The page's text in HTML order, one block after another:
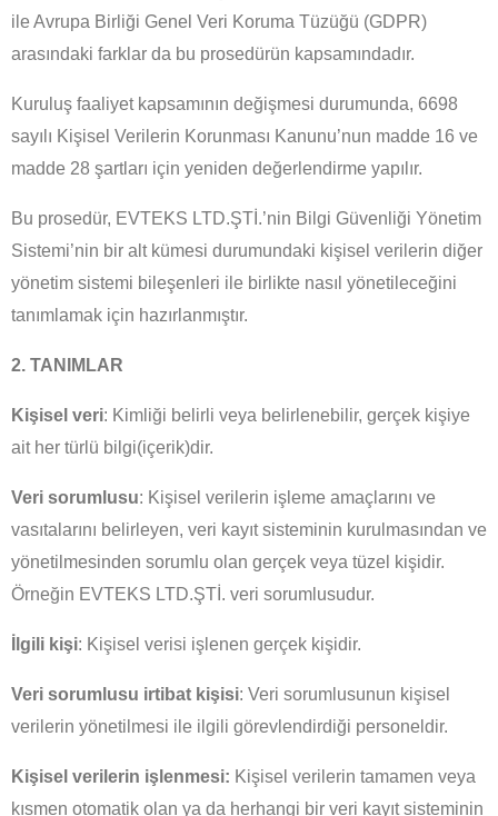
ile Avrupa Birliği Genel Veri Koruma Tüzüğü (GDPR)
arasındaki farklar da bu prosedürün kapsamındadır.
Kuruluş faaliyet kapsamının değişmesi durumunda, 6698
sayılı Kişisel Verilerin Korunması Kanunu’nun madde 16 ve
madde 28 şartları için yeniden değerlendirme yapılır.
Bu prosedür, EVTEKS LTD.ŞTİ.’nin Bilgi Güvenliği Yönetim
Sistemi’nin bir alt kümesi durumundaki kişisel verilerin diğer
yönetim sistemi bileşenleri ile birlikte nasıl yönetileceğini
tanımlamak için hazırlanmıştır.
2. TANIMLAR
Kişisel veri: Kimliği belirli veya belirlenebilir, gerçek kişiye
ait her türlü bilgi(içerik)dir.
Veri sorumlusu: Kişisel verilerin işleme amaçlarını ve
vasıtalarını belirleyen, veri kayıt sisteminin kurulmasından ve
yönetilmesinden sorumlu olan gerçek veya tüzel kişidir.
Örneğin EVTEKS LTD.ŞTİ. veri sorumlusudur.
İlgili kişi: Kişisel verisi işlenen gerçek kişidir.
Veri sorumlusu irtibat kişisi: Veri sorumlusunun kişisel
verilerin yönetilmesi ile ilgili görevlendirdiği personeldir.
Kişisel verilerin işlenmesi: Kişisel verilerin tamamen veya
kısmen otomatik olan ya da herhangi bir veri kayıt sisteminin